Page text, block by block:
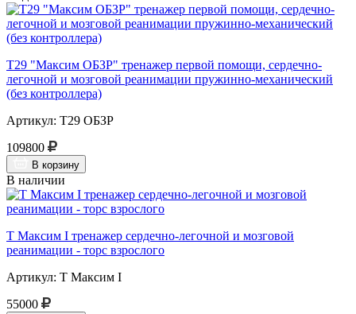
Т29 "Максим ОБЗР" тренажер первой помощи, сердечно-
легочной и мозговой реанимации пружинно-механический
(без контроллера)
Артикул: Т29 ОБЗР
109800
В корзину
В наличии
Т Максим I тренажер сердечно-легочной и мозговой
реанимации - торс взрослого
Артикул: Т Максим I
55000